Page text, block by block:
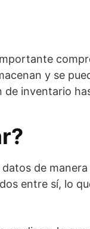
y se
inventario
de
entre sí, lo